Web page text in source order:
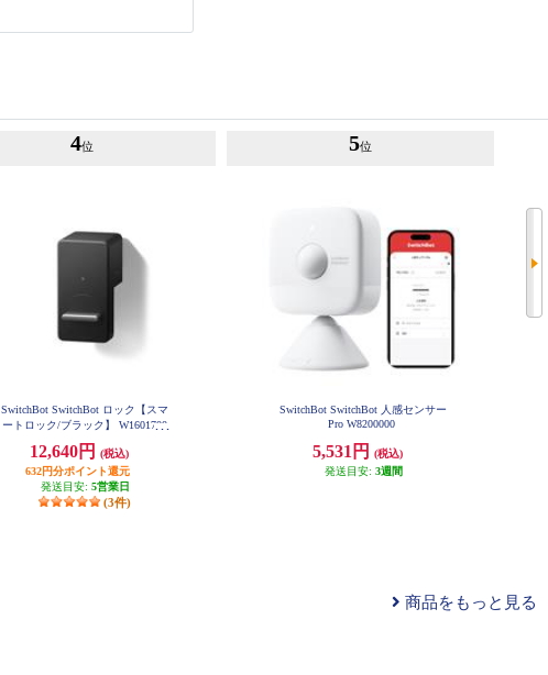
4位
SwitchBot SwitchBot ロック【スマ
ートロック/ブラック】 W1601700
12,640円
(税込)
632円分ポイント還元
発送目安: 5営業日
(3件)
5位
SwitchBot SwitchBot 人感センサー
Pro W8200000
5,531円
(税込)
発送目安: 3週間
商品をもっと見る